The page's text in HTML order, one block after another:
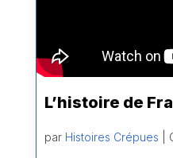
L’histoire de
par Histoires Crépues |